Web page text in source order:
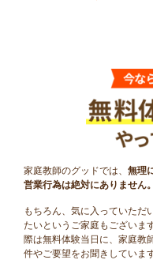
家庭教師のグッドでは、 無理
営業行為は絶対にありません。
もちろん、気に入っていただ
たいというご家庭もございま
際は無料体験当日に、家庭教
件やご要望をお聞きしています